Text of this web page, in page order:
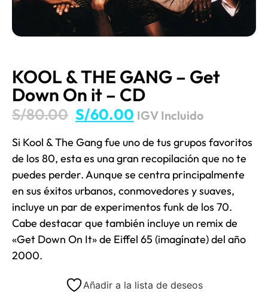
KOOL & THE GANG – Get
Down On it – CD
S/80.00 S/60.00 IGV Incluido
Si Kool & The Gang fue uno de tus grupos favoritos
de los 80, esta es una gran recopilación que no te
puedes perder. Aunque se centra principalmente
en sus éxitos urbanos, conmovedores y suaves,
incluye un par de experimentos funk de los 70.
Cabe destacar que también incluye un remix de
«Get Down On It» de Eiffel 65 (imagínate) del año
2000.
Añadir a la lista de deseos